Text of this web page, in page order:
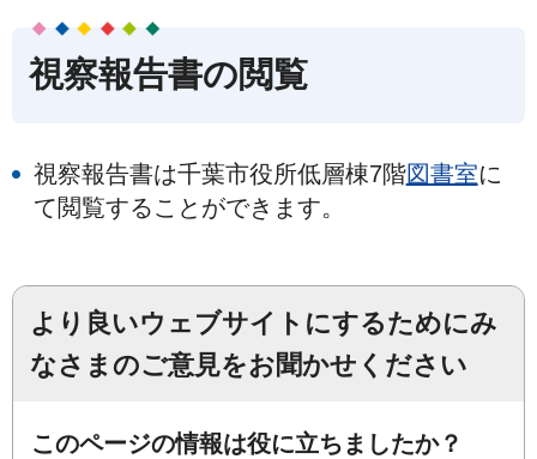
視察報告書の閲覧
視察報告書は千葉市役所低層棟7階図書室に
て閲覧することができます。
より良いウェブサイトにするためにみ
なさまのご意見をお聞かせください
このページの情報は役に立ちましたか？